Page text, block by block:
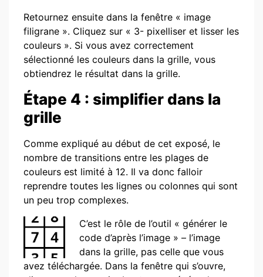
Retournez ensuite dans la fenêtre « image
filigrane ». Cliquez sur « 3- pixelliser et lisser les
couleurs ». Si vous avez correctement
sélectionné les couleurs dans la grille, vous
obtiendrez le résultat dans la grille.
Étape 4 : simplifier dans la
grille
Comme expliqué au début de cet exposé, le
nombre de transitions entre les plages de
couleurs est limité à 12. Il va donc falloir
reprendre toutes les lignes ou colonnes qui sont
un peu trop complexes.
C’est le rôle de l’outil « générer le
code d’après l’image » – l’image
dans la grille, pas celle que vous
avez téléchargée. Dans la fenêtre qui s’ouvre,